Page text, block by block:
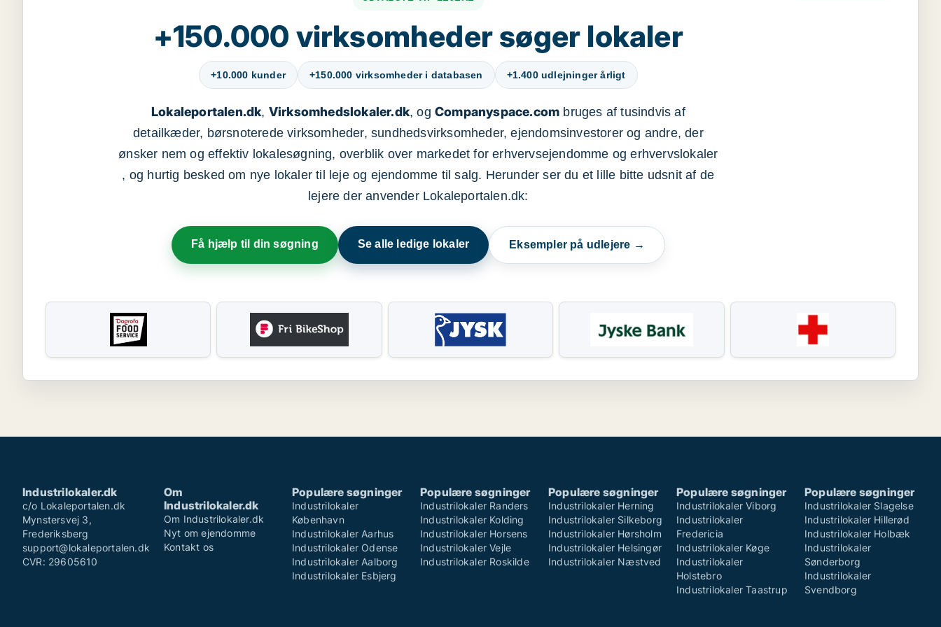
+150.000 virksomheder søger lokaler
+10.000 kunder +150.000 virksomheder i databasen +1.400 udlejninger årligt
Lokaleportalen.dk, Virksomhedslokaler.dk, og Companyspace.com bruges af tusindvis af
detailkæder, børsnoterede virksomheder, sundhedsvirksomheder, ejendomsinvestorer og andre, der
ønsker nem og effektiv lokalesøgning, overblik over markedet for erhvervsejendomme og erhvervslokaler
, og hurtig besked om nye lokaler til leje og ejendomme til salg. Herunder ser du et lille bitte udsnit af de
lejere der anvender Lokaleportalen.dk:
Få hjælp til din søgning Se alle ledige lokaler Eksempler på udlejere →
Industrilokaler.dk
c/o Lokaleportalen.dk
Mynstersvej 3,
Frederiksberg
support@lokaleportalen.dk
CVR: 29605610
Om
Industrilokaler.dk
Om Industrilokaler.dk
Nyt om ejendomme
Kontakt os
Populære søgninger
Industrilokaler
København
Industrilokaler Aarhus
Industrilokaler Odense
Industrilokaler Aalborg
Industrilokaler Esbjerg
Populære søgninger
Industrilokaler Randers
Industrilokaler Kolding
Industrilokaler Horsens
Industrilokaler Vejle
Industrilokaler Roskilde
Populære søgninger
Industrilokaler Herning
Industrilokaler Silkeborg
Industrilokaler Hørsholm
Industrilokaler Helsingør
Industrilokaler Næstved
Populære søgninger
Industrilokaler Viborg
Industrilokaler
Fredericia
Industrilokaler Køge
Industrilokaler
Holstebro
Industrilokaler Taastrup
Populære søgninger
Industrilokaler Slagelse
Industrilokaler Hillerød
Industrilokaler Holbæk
Industrilokaler
Sønderborg
Industrilokaler
Svendborg